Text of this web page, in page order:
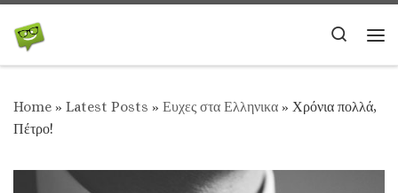
Skip to content
Search
Home » Latest Posts » Ευχες στα Ελληνικα » Χρόνια πολλά,
Πέτρο!